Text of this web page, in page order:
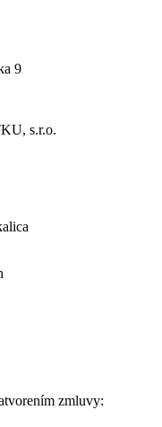
9
s.r.o.
zmluvy: